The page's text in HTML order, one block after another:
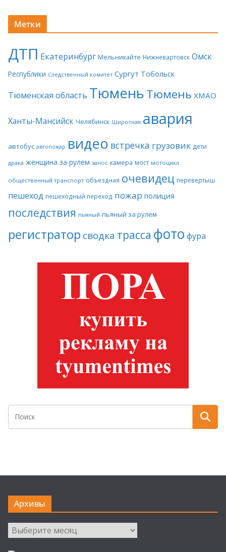
Метки
ДТП Екатеринбург Мельникайте Нижневартовск Омск
Республики Следственный комитет Сургут Тобольск
Тюменская область ТюменьТюмень ХМАО
Ханты-Мансийск Челябинск Широтная авария
автобус автопожар видео встречка грузовик дети
драка женщина за рулем занос камера мост мотоцикл
общественный транспорт объездная очевидец перевертыш
пешеход пешеходный переход пожар полиция
последствия пьяный пьяный за рулем
регистратор сводка трасса фото фура
Архивы
Архивы